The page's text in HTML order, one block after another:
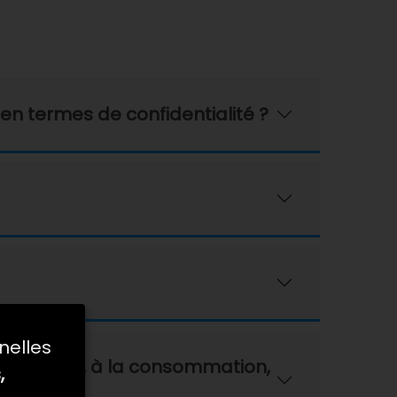
termes de confidentialité ?
à la consommation,